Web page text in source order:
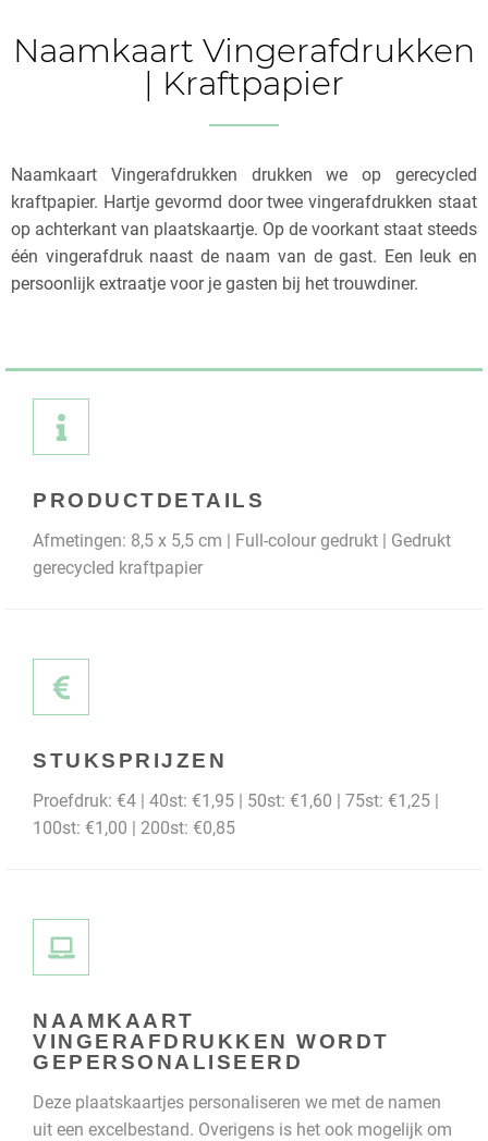
Naamkaart Vingerafdrukken
| Kraftpapier
Naamkaart Vingerafdrukken drukken we op gerecycled
kraftpapier. Hartje gevormd door twee vingerafdrukken staat
op achterkant van plaatskaartje. Op de voorkant staat steeds
één vingerafdruk naast de naam van de gast. Een leuk en
persoonlijk extraatje voor je gasten bij het trouwdiner.
PRODUCTDETAILS
Afmetingen: 8,5 x 5,5 cm | Full-colour gedrukt | Gedrukt
gerecycled kraftpapier
STUKSPRIJZEN
Proefdruk: €4 | 40st: €1,95 | 50st: €1,60 | 75st: €1,25 |
100st: €1,00 | 200st: €0,85
NAAMKAART
VINGERAFDRUKKEN WORDT
GEPERSONALISEERD
Deze plaatskaartjes personaliseren we met de namen
uit een excelbestand. Overigens is het ook mogelijk om